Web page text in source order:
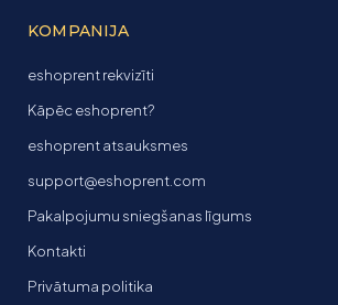
KOMPANIJA
eshoprent rekvizīti
Kāpēc eshoprent?
eshoprent atsauksmes
support@eshoprent.com
Pakalpojumu sniegšanas līgums
Kontakti
Privātuma politika